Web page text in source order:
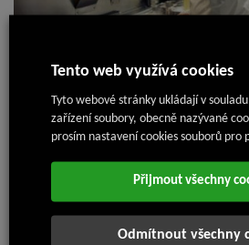
18. 7. 2024
Nejnovější články
Příměstský tábor Isolit-Bravo 2026
Tento web využívá cookies
Tyto webové stránky ukládají v
zařízení soubory, obecně nazývané
prosím nastavení cookies souborů pro
Přijmout všechny
Odmítnout všechny